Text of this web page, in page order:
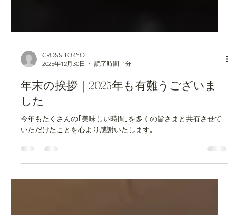
CROSS TOKYO
2025年12月30日
読了時間: 1分
年末の挨拶｜2025年も有難うございま
した